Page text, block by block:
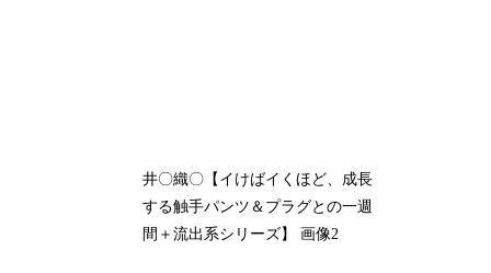
井〇織〇【イけばイくほど、成長
する触手パンツ＆プラグとの一週
間＋流出系シリーズ】 画像2